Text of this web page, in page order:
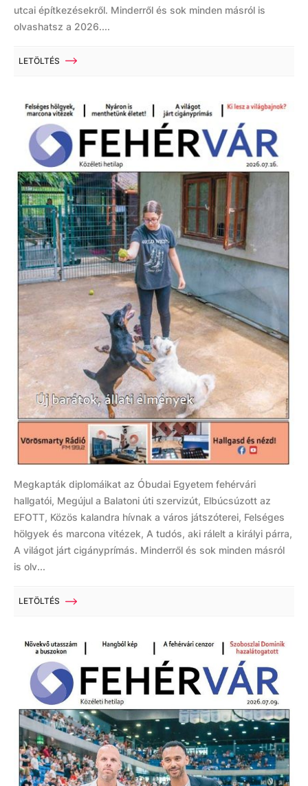
utcai építkezésekről. Minderről és sok minden másról is
olvashatsz a 2026....
LETÖLTÉS
Megkapták diplomáikat az Óbudai Egyetem fehérvári
hallgatói, Megújul a Balatoni úti szervizút, Elbúcsúzott az
EFOTT, Közös kalandra hívnak a város játszóterei, Felséges
hölgyek és marcona vitézek, A tudós, aki rálelt a királyi párra,
A világot járt cigányprímás. Minderről és sok minden másról
is olv...
LETÖLTÉS